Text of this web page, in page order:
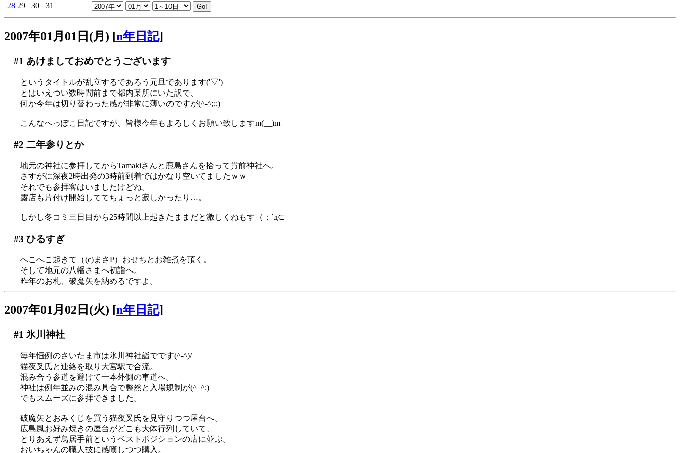
28 29 30 31
2007年01月01日(月) [n年日記]
#1 あけましておめでとうございます
というタイトルが乱立するであろう元旦であります('▽')
とはいえつい数時間前まで都内某所にいた訳で、
何か今年は切り替わった感が非常に薄いのですが(^-^;;;)
こんなへっぽこ日記ですが、皆様今年もよろしくお願い致しますm(__)m
#2 二年参りとか
地元の神社に参拝してからTamakiさんと鹿島さんを拾って貫前神社へ。
さすがに深夜2時出発の3時前到着ではかなり空いてましたｗｗ
それでも参拝客はいましたけどね。
露店も片付け開始しててちょっと寂しかったり…。
しかし冬コミ三日目から25時間以上起きたままだと激しくねもす（；´д⊂
#3 ひるすぎ
へこへこ起きて（(c)まさP）おせちとお雑煮を頂く。
そして地元の八幡さまへ初詣へ。
昨年のお札、破魔矢を納めるですよ。
2007年01月02日(火) [n年日記]
#1 氷川神社
毎年恒例のさいたま市は氷川神社詣でです(^-^)/
猫夜叉氏と連絡を取り大宮駅で合流。
混み合う参道を避けて一本外側の車道へ。
神社は例年並みの混み具合で整然と入場規制が(^_^;)
でもスムーズに参拝できました。
破魔矢とおみくじを買う猫夜叉氏を見守りつつ屋台へ。
広島風お好み焼きの屋台がどこも大体行列していて、
とりあえず鳥居手前というベストポジションの店に並ぶ。
おいちゃんの職人技に感嘆しつつ購入。